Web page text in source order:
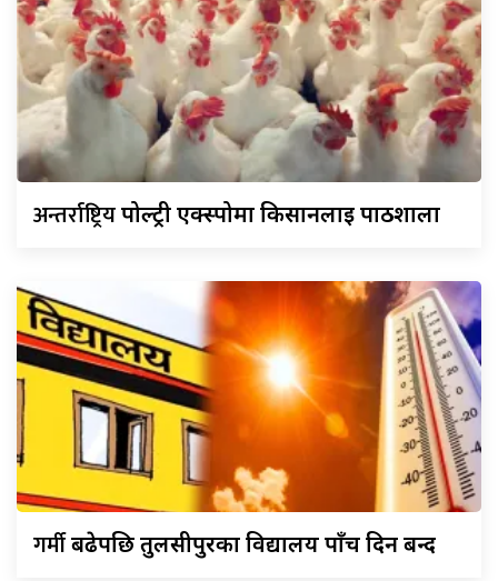
अन्तर्राष्ट्रियपोल्ट्री एक्स्पोमा किसानलाई पाठशाला
गर्मीबढेपछि तुलसीपुरका विद्यालय पाँच दिन बन्द